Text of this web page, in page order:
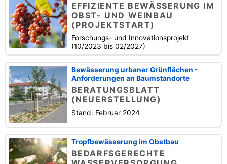
EFFIZIENTE BEWÄSSERUNG IM
OBST- UND WEINBAU
(PROJEKTSTART)
Forschungs- und Innovationsprojekt
(10/2023 bis 02/2027)
Bewässerung urbaner Grünflächen -
Anforderungen an Baumstandorte
BERATUNGSBLATT
(NEUERSTELLUNG)
Stand: Februar 2024
Tropfbewässerung im Obstbau
BEDARFSGERECHTE